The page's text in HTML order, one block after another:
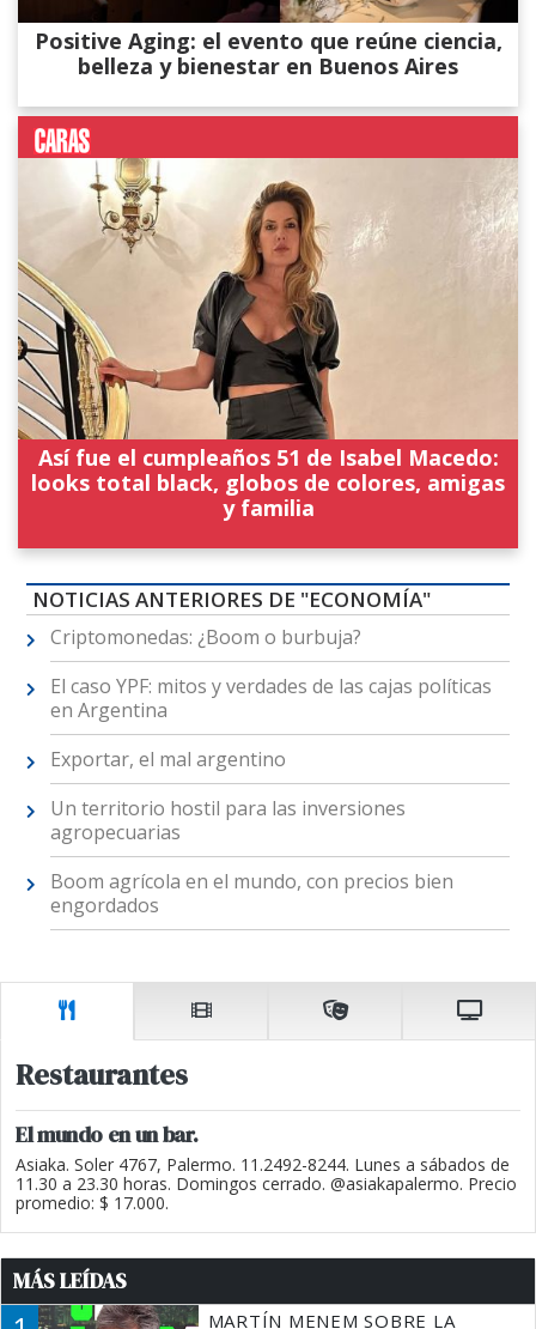
Positive Aging: el evento que reúne ciencia,
belleza y bienestar en Buenos Aires
Así fue el cumpleaños 51 de Isabel Macedo:
looks total black, globos de colores, amigas
y familia
NOTICIAS ANTERIORES DE "ECONOMÍA"
Criptomonedas: ¿Boom o burbuja?
El caso YPF: mitos y verdades de las cajas políticas
en Argentina
Exportar, el mal argentino
Un territorio hostil para las inversiones
agropecuarias
Boom agrícola en el mundo, con precios bien
engordados
Restaurantes
El mundo en un bar.
Asiaka. Soler 4767, Palermo. 11.2492-8244. Lunes a sábados de
11.30 a 23.30 horas. Domingos cerrado. @asiakapalermo. Precio
promedio: $ 17.000.
MÁS LEÍDAS
MARTÍN MENEM SOBRE LA